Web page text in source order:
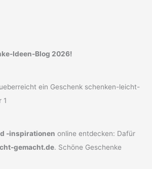
Ideen-Blog 2026!
-inspirationen online entdecken: Dafür
gemacht.de. Schöne Geschenke